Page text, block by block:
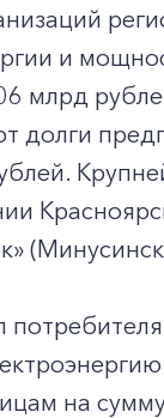
и
млрд
долги
на